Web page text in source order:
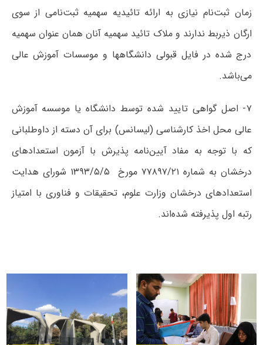
زمان ثبت‌نام نیازی به ارائه تائیدیه سهمیه ثبت‌نامی از سوی
ارگان ذیربط ندارند و ملاک تائید سهمیه آنان همان عنوان سهمیه
درج شده در فایل قبولی دانشگاهها و موسسات آموزش عالی
می‌باشد.
۷- اصل‌ گواهی‌ تایید شده‌ توسط دانشگاه‌ یا موسسه‌ آموزش‌
عالی‌ محل‌ اخذ کارشناسی‌ (لیسانس‌) برای‌ آن‌ دسته‌ از داوطلبانی‌
که‌ با توجه‌ به‌ مفاد آیین‌نامه پذیرش با آزمون استعدادهای
درخشان به شماره ۷۷۸۹۷/۲۱ مورخ ۱۳۹۳/۵/۵ شورای هدایت
استعدادهای درخشان وزارت‌ علوم‌، تحقیقات‌ و فناوری‌ با امتیاز‌
رتبه‌ اول‌ پذیرفته‌ شده‌اند.